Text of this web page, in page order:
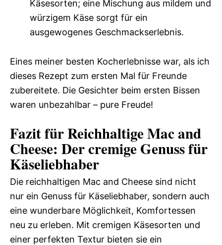
Käsesorten; eine Mischung aus mildem und
würzigem Käse sorgt für ein
ausgewogenes Geschmackserlebnis.
Eines meiner besten Kocherlebnisse war, als ich
dieses Rezept zum ersten Mal für Freunde
zubereitete. Die Gesichter beim ersten Bissen
waren unbezahlbar – pure Freude!
Fazit für Reichhaltige Mac and
Cheese: Der cremige Genuss für
Käseliebhaber
Die reichhaltigen Mac and Cheese sind nicht
nur ein Genuss für Käseliebhaber, sondern auch
eine wunderbare Möglichkeit, Komfortessen
neu zu erleben. Mit cremigen Käsesorten und
einer perfekten Textur bieten sie ein